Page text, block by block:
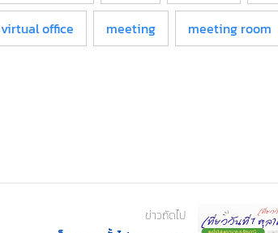
virtual office meeting meeting room
ข่าวถัดไป